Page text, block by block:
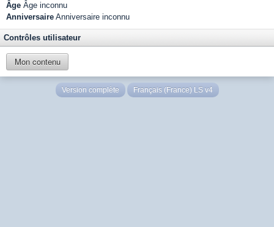
Âge Âge inconnu
Anniversaire Anniversaire inconnu
Contrôles utilisateur
Mon contenu
Version complète Français (France) LS v4